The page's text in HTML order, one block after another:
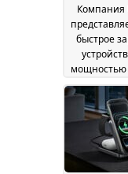
Компания
быстрое
мощностью
и дисплеем